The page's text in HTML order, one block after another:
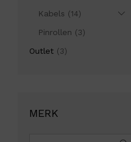
Kabels (14)
Pinrollen (3)
Outlet (3)
MERK